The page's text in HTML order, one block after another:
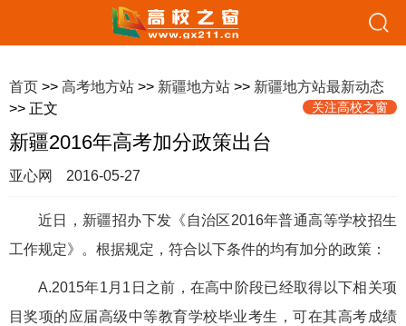
首页 >> 高考地方站 >> 新疆地方站 >> 新疆地方站最新动态
>> 正文
关注高校之窗
新疆2016年高考加分政策出台
亚心网 2016-05-27
近日，新疆招办下发《自治区2016年普通高等学校招生
工作规定》。根据规定，符合以下条件的均有加分的政策：
A.2015年1月1日之前，在高中阶段已经取得以下相关项
目奖项的应届高级中等教育学校毕业考生，可在其高考成绩